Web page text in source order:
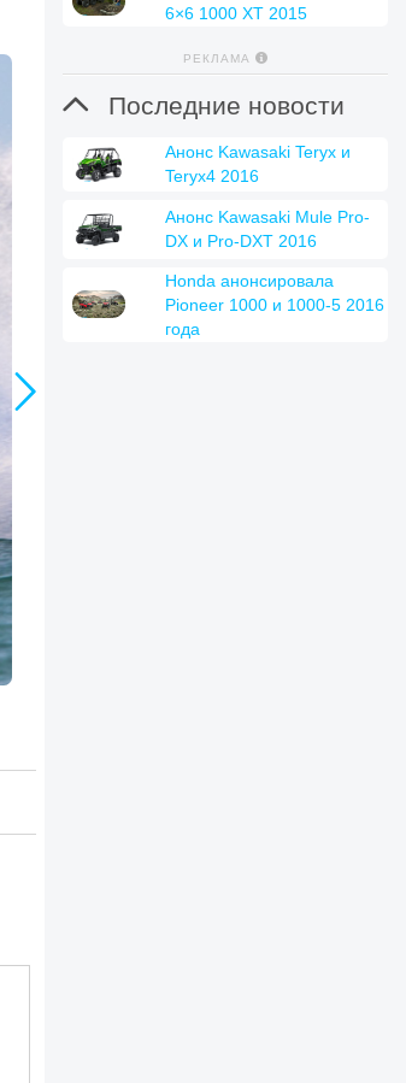

6×6 1000 XT 2015
РЕКЛАМА
 Последние новости
Анонс Kawasaki Teryx и
Teryx4 2016
Анонс Kawasaki Mule Pro-
DX и Pro-DXT 2016
Honda анонсировала
Pioneer 1000 и 1000-5 2016
года